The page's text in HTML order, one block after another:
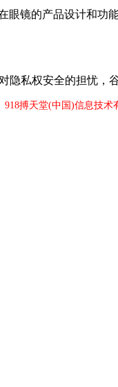
镜的产品设计和功
私权安全的担忧，谷
搏天堂(中国)信息技术